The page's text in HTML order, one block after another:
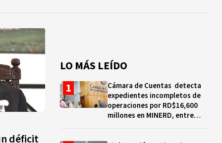
déficit
LO MÁS LEÍDO
Cámara de Cuentas detecta
expedientes incompletos de
operaciones por RD$16,600
millones en MINERD, entre